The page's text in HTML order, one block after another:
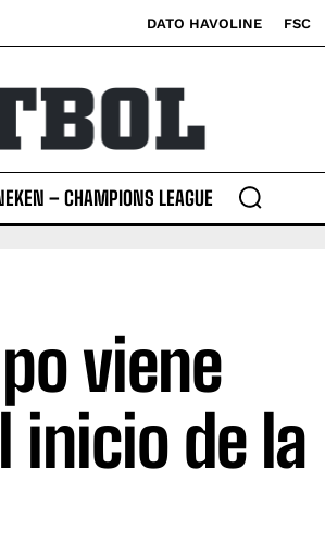
DATO HAVOLINE FSC
– CHAMPIONS LEAGUE
viene
inicio de la